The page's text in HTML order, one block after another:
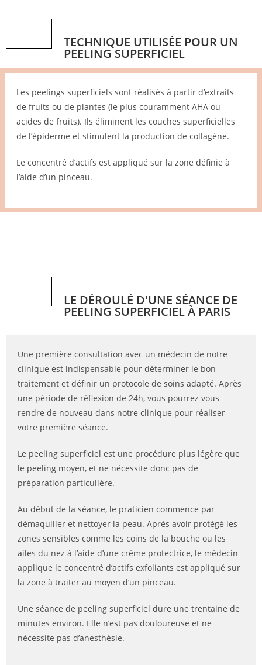
TECHNIQUE UTILISÉE POUR UN
PEELING SUPERFICIEL
Les peelings superficiels sont réalisés à partir d’extraits
de fruits ou de plantes (le plus couramment AHA ou
acides de fruits). Ils éliminent les couches superficielles
de l’épiderme et stimulent la production de collagène.
Le concentré d’actifs est appliqué sur la zone définie à
l’aide d’un pinceau.
LE DÉROULÉ D'UNE SÉANCE DE
PEELING SUPERFICIEL À PARIS
Une première consultation avec un médecin de notre
clinique est indispensable pour déterminer le bon
traitement et définir un protocole de soins adapté. Après
une période de réflexion de 24h, vous pourrez vous
rendre de nouveau dans notre clinique pour réaliser
votre première séance.
Le peeling superficiel est une procédure plus légère que
le peeling moyen, et ne nécessite donc pas de
préparation particulière.
Au début de la séance, le praticien commence par
démaquiller et nettoyer la peau. Après avoir protégé les
zones sensibles comme les coins de la bouche ou les
ailes du nez à l’aide d’une crème protectrice, le médecin
applique le concentré d’actifs exfoliants est appliqué sur
la zone à traiter au moyen d’un pinceau.
Une séance de peeling superficiel dure une trentaine de
minutes environ. Elle n’est pas douloureuse et ne
nécessite pas d’anesthésie.